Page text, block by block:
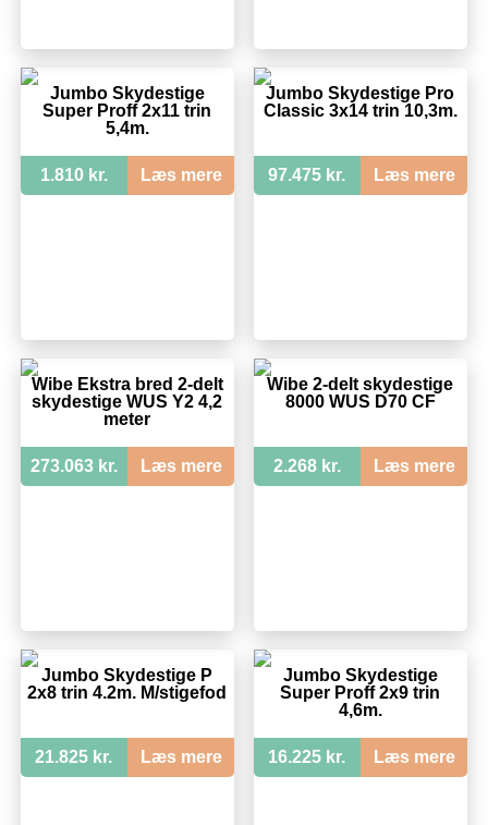
Jumbo Skydestige
Super Proff 2x11 trin
5,4m.
1.810 kr. Læs mere
Jumbo Skydestige Pro
Classic 3x14 trin 10,3m.
97.475 kr. Læs mere
Wibe Ekstra bred 2-delt
skydestige WUS Y2 4,2
meter
273.063 kr. Læs mere
Wibe 2-delt skydestige
8000 WUS D70 CF
2.268 kr. Læs mere
Jumbo Skydestige P
2x8 trin 4.2m. M/stigefod
21.825 kr. Læs mere
Jumbo Skydestige
Super Proff 2x9 trin
4,6m.
16.225 kr. Læs mere